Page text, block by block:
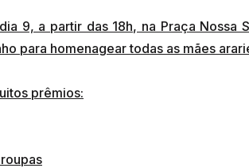
9, a partir das 18h, na Praça Nossa
para homenagear todas as mães
prêmios: